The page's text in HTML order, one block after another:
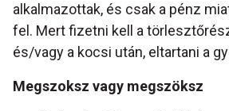
alkalmazottak, és csak a pénz
fel. Mert fizetni kell a
és/vagy a kocsi után, eltartani a
Megszoksz vagy megszöksz